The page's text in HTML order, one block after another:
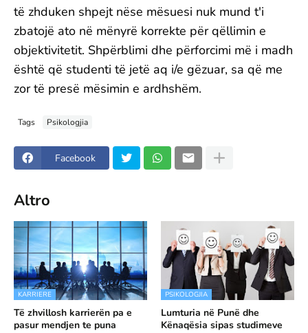
të zhduken shpejt nëse mësuesi nuk mund t'i
zbatojë ato në mënyrë korrekte për qëllimin e
objektivitetit. Shpërblimi dhe përforcimi më i madh
është që studenti të jetë aq i/e gëzuar, sa që me
zor të presë mësimin e ardhshëm.
Tags Psikologjia
Facebook
Altro
KARRIERE
Të zhvillosh karrierën pa e
pasur mendjen te puna
PSIKOLOGJIA
Lumturia në Punë dhe
Kënaqësia sipas studimeve